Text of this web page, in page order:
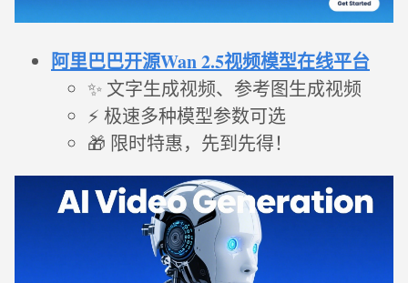
阿里巴巴开源Wan 2.5视频模型在线平台
✨ 文字生成视频、参考图生成视频
⚡ 极速多种模型参数可选
🎁 限时特惠，先到先得！